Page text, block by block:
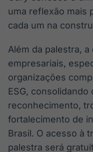
uma reflexão mais
cada um na
Além da palestra,
empresariais,
organizações
ESG,
reconhecimento,
fortalecimento de
Brasil. O acesso à
palestra será